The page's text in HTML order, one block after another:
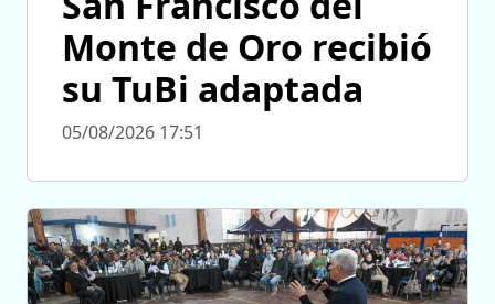
Monte de Oro recibió
su TuBi adaptada
05/08/2026 17:51